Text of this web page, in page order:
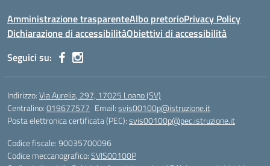
Amministrazione trasparenteAlbo pretorioPrivacy Policy
Dichiarazione di accessibilitàObiettivi di accessibilità
Seguici su:
Indirizzo:Via Aurelia, 297, 17025 Loano (SV)
Centralino:019677577 Email:svis00100p@istruzione.it
Posta elettronica certificata (PEC):svis00100p@pec.istruzione.it
Codice fiscale: 90035700096
Codice meccanografico:SVIS00100P